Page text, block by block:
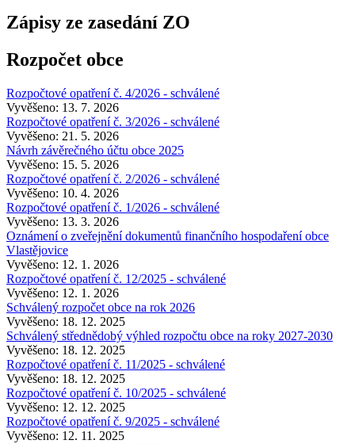
Zápisy ze zasedání ZO
Rozpočet obce
Rozpočtové opatření č. 4/2026 - schválené
Vyvěšeno: 13. 7. 2026
Rozpočtové opatření č. 3/2026 - schválené
Vyvěšeno: 21. 5. 2026
Návrh závěrečného účtu obce 2025
Vyvěšeno: 15. 5. 2026
Rozpočtové opatření č. 2/2026 - schválené
Vyvěšeno: 10. 4. 2026
Rozpočtové opatření č. 1/2026 - schválené
Vyvěšeno: 13. 3. 2026
Oznámení o zveřejnění dokumentů finančního hospodaření obce
Vlastějovice
Vyvěšeno: 12. 1. 2026
Rozpočtové opatření č. 12/2025 - schválené
Vyvěšeno: 12. 1. 2026
Schválený rozpočet obce na rok 2026
Vyvěšeno: 18. 12. 2025
Schválený střednědobý výhled rozpočtu obce na roky 2027-2030
Vyvěšeno: 18. 12. 2025
Rozpočtové opatření č. 11/2025 - schválené
Vyvěšeno: 18. 12. 2025
Rozpočtové opatření č. 10/2025 - schválené
Vyvěšeno: 12. 12. 2025
Rozpočtové opatření č. 9/2025 - schválené
Vyvěšeno: 12. 11. 2025